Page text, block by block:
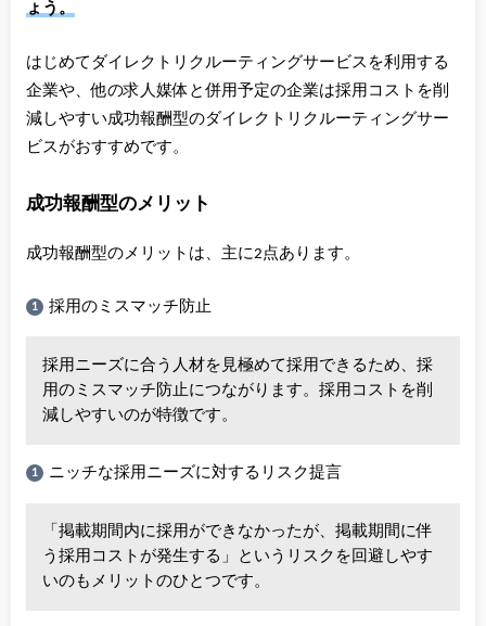
ょう。
はじめてダイレクトリクルーティングサービスを利用する
企業や、他の求人媒体と併用予定の企業は採用コストを削
減しやすい成功報酬型のダイレクトリクルーティングサー
ビスがおすすめです。
成功報酬型のメリット
成功報酬型のメリットは、主に2点あります。
採用のミスマッチ防止
採用ニーズに合う人材を見極めて採用できるため、採
用のミスマッチ防止につながります。採用コストを削
減しやすいのが特徴です。
ニッチな採用ニーズに対するリスク提言
「掲載期間内に採用ができなかったが、掲載期間に伴
う採用コストが発生する」というリスクを回避しやす
いのもメリットのひとつです。